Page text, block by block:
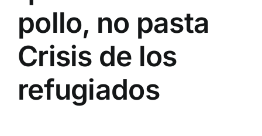
pollo, no pasta
Crisis de los
refugiados